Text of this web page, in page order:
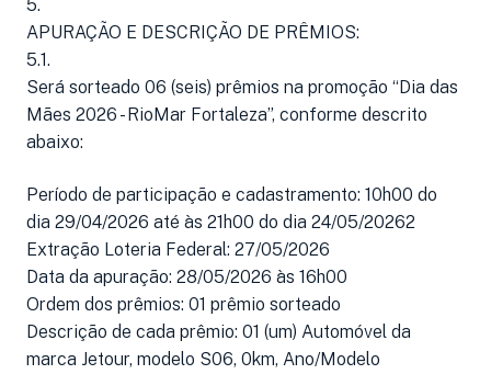
5.
APURAÇÃO E DESCRIÇÃO DE PRÊMIOS:
5.1.
Será sorteado 06 (seis) prêmios na promoção “Dia das
Mães 2026 - RioMar Fortaleza”, conforme descrito
abaixo:
Período de participação e cadastramento: 10h00 do
dia 29/04/2026 até às 21h00 do dia 24/05/20262
Extração Loteria Federal: 27/05/2026
Data da apuração: 28/05/2026 às 16h00
Ordem dos prêmios: 01 prêmio sorteado
Descrição de cada prêmio: 01 (um) Automóvel da
marca Jetour, modelo S06, 0km, Ano/Modelo